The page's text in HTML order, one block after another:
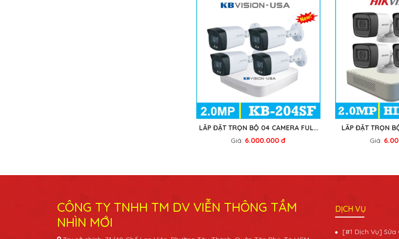
LẮP ĐẶT TRỌN BỘ 04 CAMERA FULL
COLOR KB-204SF
Giá: 6.000.000 đ
LẮP ĐẶT TRỌN
MICRO
Giá:
CÔNG TY TNHH TM DV VIỄN THÔNG TẦM
NHÌN MỚI
DỊCH VỤ
[#1 Dịch Vụ] Sửa